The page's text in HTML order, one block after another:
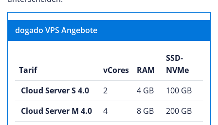
dogado VPS Angebote
Tarif vCores RAM
SSD-
NVMe
Cloud Server S 4.0
2 4 GB
100 GB
Cloud Server M 4.0
4 8 GB
200 GB